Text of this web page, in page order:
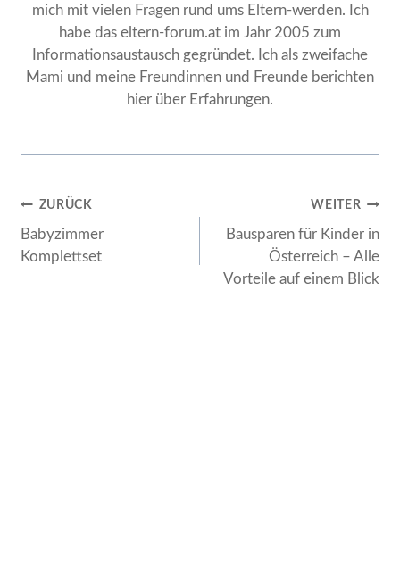
mich mit vielen Fragen rund ums Eltern-werden. Ich
habe das eltern-forum.at im Jahr 2005 zum
Informationsaustausch gegründet. Ich als zweifache
Mami und meine Freundinnen und Freunde berichten
hier über Erfahrungen.
Beitragsnavigation
ZURÜCK
Babyzimmer
Komplettset
WEITER
Bausparen für Kinder in
Österreich – Alle
Vorteile auf einem Blick